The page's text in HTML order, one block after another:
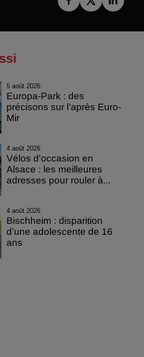
5 août 2026
Europa-Park : des
précisons sur l’après Euro-
Mir
4 août 2026
Vélos d'occasion en
Alsace : les meilleures
adresses pour rouler à...
4 août 2026
Bischheim : disparition
d’une adolescente de 16
ans